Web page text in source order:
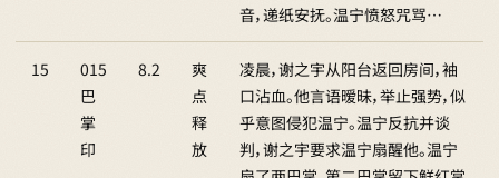
音，递纸安抚。温宁愤怒咒骂…
15
015
巴
掌
印
8.2
爽
点
释
放
凌晨，谢之宇从阳台返回房间，袖
口沾血。他言语暧昧，举止强势，似
乎意图侵犯温宁。温宁反抗并谈
判，谢之宇要求温宁扇醒他。温宁